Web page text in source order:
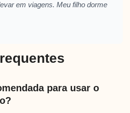
em viagens. Meu filho dorme
para usar o